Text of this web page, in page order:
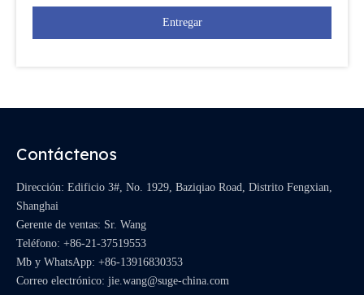
Entregar
Contáctenos
Dirección: Edificio 3#, No. 1929, Baziqiao Road, Distrito Fengxian,
Shanghai
Gerente de ventas: Sr. Wang
Teléfono: +86-21-37519553
Mb y WhatsApp: +86-13916830353
Correo electrónico: jie.wang@suge-china.com